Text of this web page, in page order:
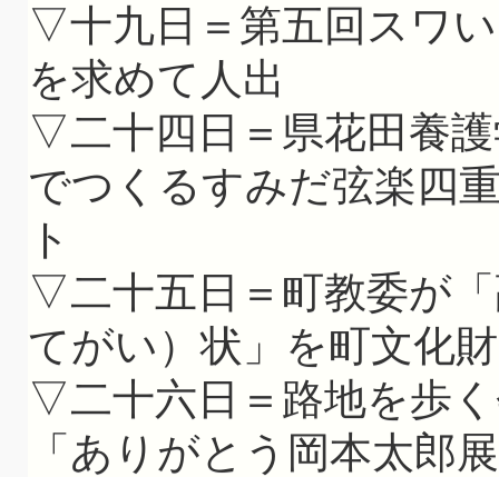
▽十九日＝第五回スワ
を求めて人出
▽二十四日＝県花田養
でつくるすみだ弦楽四
▽二十五日＝町教委が
てがい）状」を町文化
▽二十六日＝路地を歩
「ありがとう岡本太郎